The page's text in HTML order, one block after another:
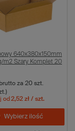
640x380x150mm
m2 Szary Komplet 20
brutto za 20 szt.
od 2,52 zł / szt.
Wybierz ilość